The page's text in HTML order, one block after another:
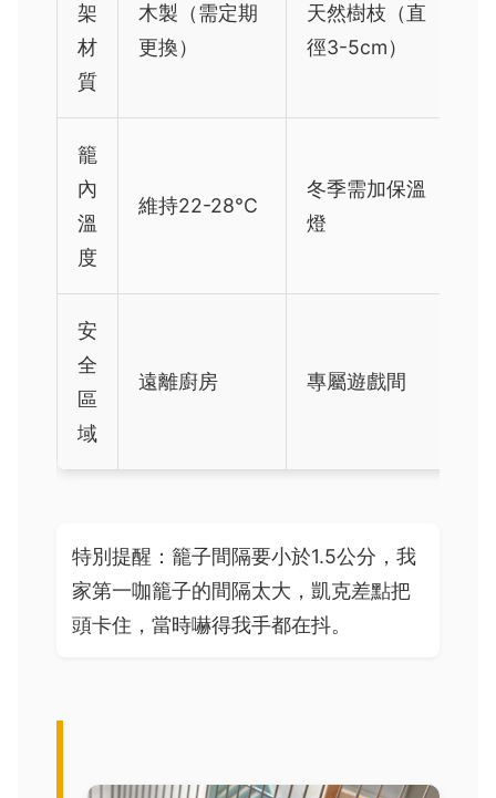
架
材
質
木製（需定期
更換）
天然樹枝（直
徑3-5cm）
籠
內
溫
度
維持22-28°C
冬季需加保溫
燈
安
全
區
域
遠離廚房 專屬遊戲間
特別提醒：籠子間隔要小於1.5公分，我
家第一咖籠子的間隔太大，凱克差點把
頭卡住，當時嚇得我手都在抖。